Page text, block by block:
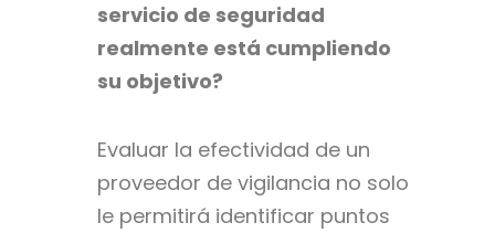
servicio de seguridad
realmente está cumpliendo
su objetivo?
Evaluar la efectividad de un
proveedor de vigilancia no solo
le permitirá identificar puntos